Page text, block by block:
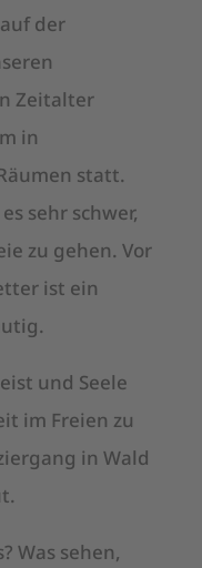
der
Zeitalter
in
statt.
sehr schwer,
zu gehen. Vor
ist ein
und Seele
im Freien zu
in Wald
Was sehen,